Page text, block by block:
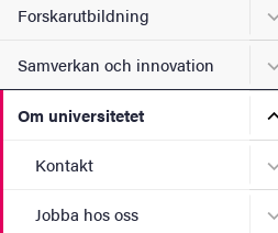
Forskarutbildning
Samverkan och innovation
Om universitetet
Kontakt
Jobba hos oss